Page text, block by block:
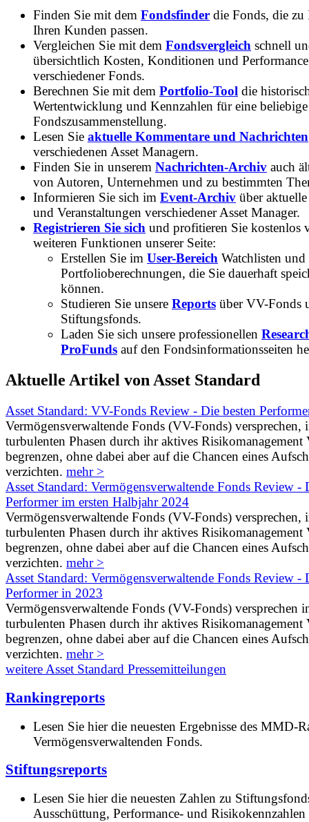
Finden Sie mit dem Fondsfinder die Fonds, die zu
Ihren Kunden passen.
Vergleichen Sie mit dem Fondsvergleich schnell
übersichtlich Kosten, Konditionen und Performance
verschiedener Fonds.
Berechnen Sie mit dem Portfolio-Tool die
Wertentwicklung und Kennzahlen für eine beliebige
Fondszusammenstellung.
Lesen Sie aktuelle Kommentare und Nachrichten
verschiedenen Asset Managern.
Finden Sie in unserem Nachrichten-Archiv auch
von Autoren, Unternehmen und zu bestimmten
Informieren Sie sich im Event-Archiv über
und Veranstaltungen verschiedener Asset Manager.
Registrieren Sie sich und profitieren Sie kostenlos
weiteren Funktionen unserer Seite:
Erstellen Sie im User-Bereich Watchlisten und
Portfolioberechnungen, die Sie dauerhaft
können.
Studieren Sie unsere Reports über VV-Fonds
Stiftungsfonds.
Laden Sie sich unsere professionellen
ProFunds auf den Fondsinformationsseiten
Aktuelle Artikel von Asset Standard
Asset Standard: VV-Fonds Review - Die besten
Vermögensverwaltende Fonds (VV-Fonds) versprechen,
turbulenten Phasen durch ihr aktives Risikomanagement
begrenzen, ohne dabei aber auf die Chancen eines
verzichten. mehr >
Asset Standard: Vermögensverwaltende Fonds Review -
Performer im ersten Halbjahr 2024
Vermögensverwaltende Fonds (VV-Fonds) versprechen,
turbulenten Phasen durch ihr aktives Risikomanagement
begrenzen, ohne dabei aber auf die Chancen eines
verzichten. mehr >
Asset Standard: Vermögensverwaltende Fonds Review -
Performer in 2023
Vermögensverwaltende Fonds (VV-Fonds) versprechen
turbulenten Phasen durch ihr aktives Risikomanagement
begrenzen, ohne dabei aber auf die Chancen eines
verzichten. mehr >
weitere Asset Standard Pressemitteilungen
Rankingreports
Lesen Sie hier die neuesten Ergebnisse des MMD-
Vermögensverwaltenden Fonds.
Stiftungsreports
Lesen Sie hier die neuesten Zahlen zu
Ausschüttung, Performance- und